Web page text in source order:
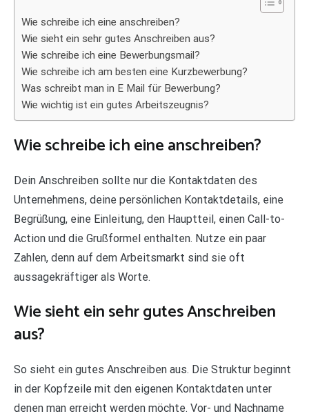
Wie schreibe ich eine anschreiben?
Wie sieht ein sehr gutes Anschreiben aus?
Wie schreibe ich eine Bewerbungsmail?
Wie schreibe ich am besten eine Kurzbewerbung?
Was schreibt man in E Mail für Bewerbung?
Wie wichtig ist ein gutes Arbeitszeugnis?
Wie schreibe ich eine anschreiben?
Dein Anschreiben sollte nur die Kontaktdaten des
Unternehmens, deine persönlichen Kontaktdetails, eine
Begrüßung, eine Einleitung, den Hauptteil, einen Call-to-
Action und die Grußformel enthalten. Nutze ein paar
Zahlen, denn auf dem Arbeitsmarkt sind sie oft
aussagekräftiger als Worte.
Wie sieht ein sehr gutes Anschreiben
aus?
So sieht ein gutes Anschreiben aus. Die Struktur beginnt
in der Kopfzeile mit den eigenen Kontaktdaten unter
denen man erreicht werden möchte. Vor- und Nachname